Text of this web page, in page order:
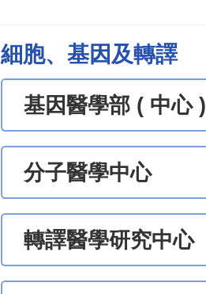
細胞、基因及轉譯
基因醫學部 ( 中心 )
分子醫學中心
轉譯醫學研究中心